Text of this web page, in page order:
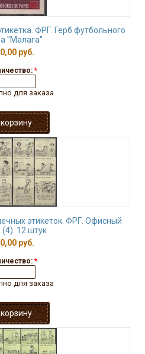
ФРГ. Герб футбольного
"Малага"
руб.
*
для заказа
этикеток. ФРГ. Офисный
12 штук
руб.
*
для заказа